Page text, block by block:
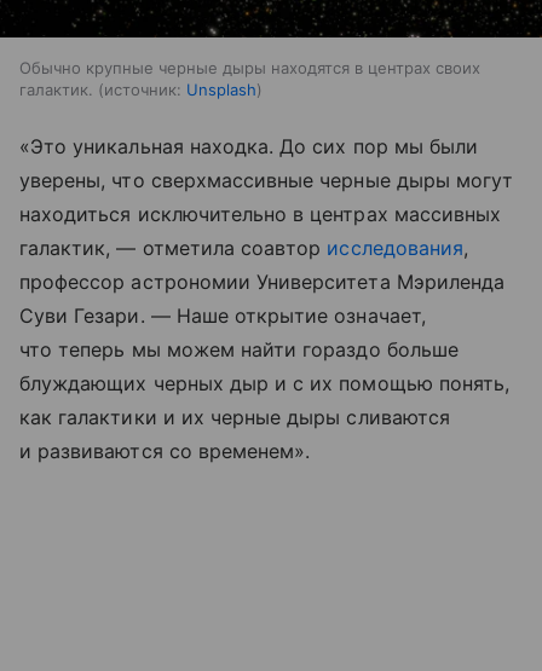
Обычно крупные черные дыры находятся в центрах своих
галактик.
источник: Unsplash
«Это уникальная находка. До сих пор мы были
уверены, что сверхмассивные черные дыры могут
находиться исключительно в центрах массивных
галактик, — отметила соавтор исследования,
профессор астрономии Университета Мэриленда
Суви Гезари. — Наше открытие означает,
что теперь мы можем найти гораздо больше
блуждающих черных дыр и с их помощью понять,
как галактики и их черные дыры сливаются
и развиваются со временем».